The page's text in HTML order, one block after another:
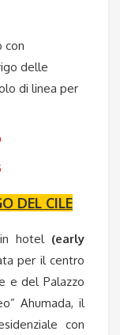
con
delle
di linea per
DEL CILE
hotel (early
per il centro
e del Palazzo
Ahumada, il
con